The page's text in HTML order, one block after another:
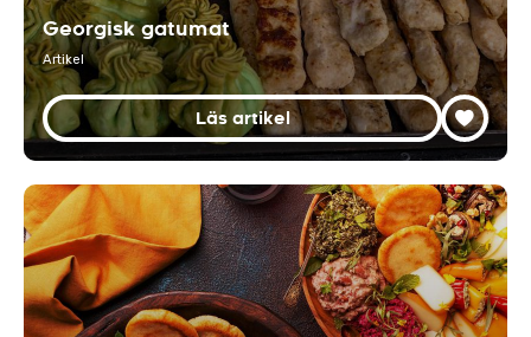
Georgisk gatumat
Artikel
Läs artikel